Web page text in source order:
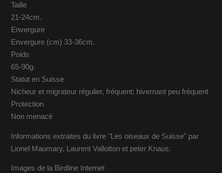
Taille
21-24cm.
Envergure
Envergure (cm) 33-36cm.
Poids
65-90g.
Statut en Suisse
Nicheur et migrateur régulier, fréquent; hivernant peu fréquent
Protection
Non menacé
Informations extraites du livre "Les oiseaux de Suisse" par
Lionel Maumary, Laurent Vallotton et peter Knaus.
Images de la Birdline Internet